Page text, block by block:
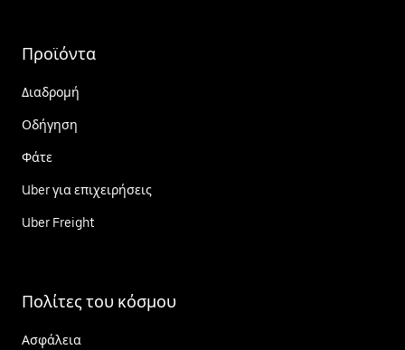
Προϊόντα
Διαδρομή
Οδήγηση
Φάτε
Uber για επιχειρήσεις
Uber Freight
Πολίτες του κόσμου
Ασφάλεια